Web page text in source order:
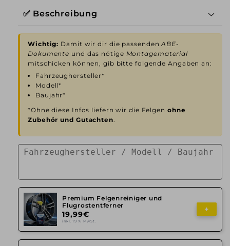
✅ Beschreibung
Wichtig: Damit wir dir die passendenABE-
Dokumente und das nötige Montagematerial
mitschicken können, gib bitte folgende Angaben an:
Fahrzeughersteller*
Modell*
Baujahr*
*Ohne diese Infos liefern wir die Felgen ohne
Zubehör und Gutachten
Premium Felgenreiniger und
Flugrostentferner
19,99€
inkl. 19 % MwSt.
+